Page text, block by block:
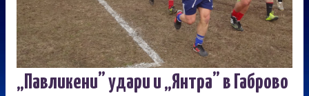
„Павликени” удари и „Янтра” в Габрово